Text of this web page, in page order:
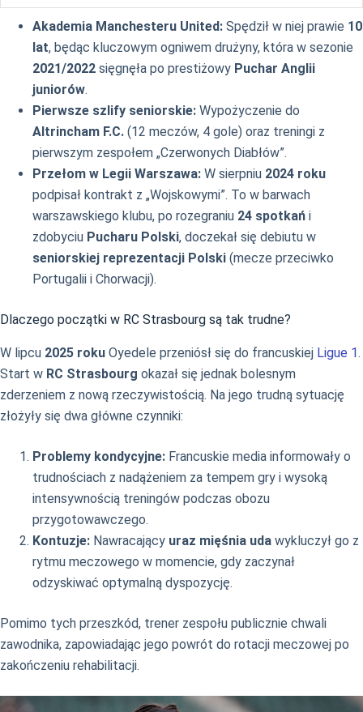
Akademia Manchesteru United: Spędził w niej prawie 10
lat, będąc kluczowym ogniwem drużyny, która w sezonie
2021/2022 sięgnęła po prestiżowy Puchar Anglii
juniorów.
Pierwsze szlify seniorskie: Wypożyczenie do
Altrincham F.C. (12 meczów, 4 gole) oraz treningi z
pierwszym zespołem „Czerwonych Diabłów”.
Przełom w Legii Warszawa: W sierpniu 2024 roku
podpisał kontrakt z „Wojskowymi”. To w barwach
warszawskiego klubu, po rozegraniu 24 spotkań i
zdobyciu Pucharu Polski, doczekał się debiutu w
seniorskiej reprezentacji Polski (mecze przeciwko
Portugalii i Chorwacji).
Dlaczego początki w RC Strasbourg są tak trudne?
W lipcu 2025 roku Oyedele przeniósł się do francuskiej Ligue 1.
Start w RC Strasbourg okazał się jednak bolesnym
zderzeniem z nową rzeczywistością. Na jego trudną sytuację
złożyły się dwa główne czynniki:
Problemy kondycyjne: Francuskie media informowały o
trudnościach z nadążeniem za tempem gry i wysoką
intensywnością treningów podczas obozu
przygotowawczego.
Kontuzje: Nawracający uraz mięśnia uda wykluczył go z
rytmu meczowego w momencie, gdy zaczynał
odzyskiwać optymalną dyspozycję.
Pomimo tych przeszkód, trener zespołu publicznie chwali
zawodnika, zapowiadając jego powrót do rotacji meczowej po
zakończeniu rehabilitacji.